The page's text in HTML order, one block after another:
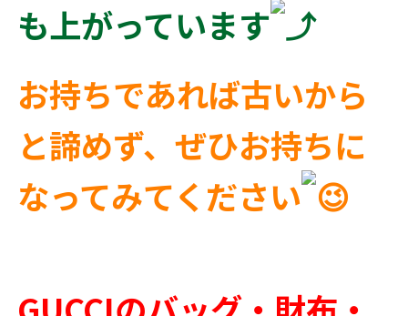
も上がっています
お持ちであれば古いから
と諦めず、ぜひお持ちに
なってみてください